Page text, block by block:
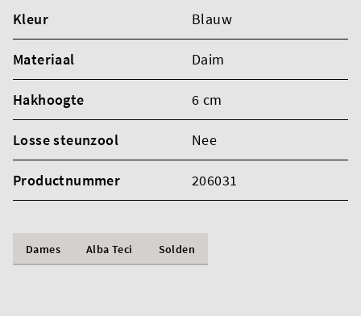
Kleur Blauw
Materiaal Daim
Hakhoogte 6 cm
Losse steunzool Nee
Productnummer 206031
Dames Alba Teci Solden